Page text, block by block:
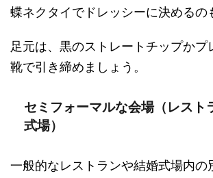
蝶ネクタイでドレッシーに決めるの
足元は、黒のストレートチップかプ
靴で引き締めましょう。
セミフォーマルな会場（レスト
式場）
一般的なレストランや結婚式場内の